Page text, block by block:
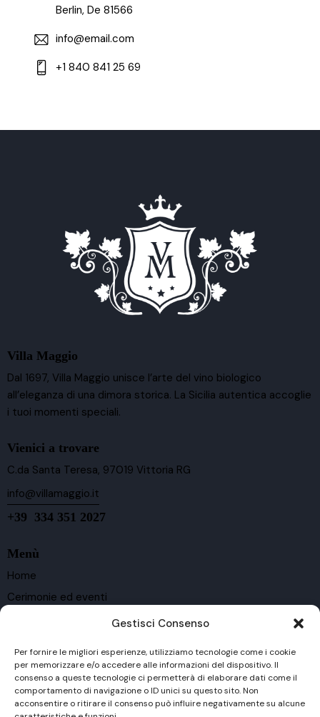
Gestisci Consenso
Per fornire le migliori esperienze, utilizziamo tecnologie come i cookie
per memorizzare e/o accedere alle informazioni del dispositivo. Il
consenso a queste tecnologie ci permetterà di elaborare dati come il
comportamento di navigazione o ID unici su questo sito. Non
acconsentire o ritirare il consenso può influire negativamente su alcune
Berlin, De 81566
info@email.com
+1 840 841 25 69
Villa Maggio
Dal 1697, Villa Maggio unisce l’arte del vino biologico
all’eleganza di una dimora storica. La Sicilia autentica accoglie
i tuoi momenti speciali.
Vienici a trovare
C.da Santa Teresa, 97019 Vittoria RG
info@villamaggio.it
+39 334 351 2027
Menù
Home
Cerimonie ed eventi
Vini
Contatti
Privacy Policy